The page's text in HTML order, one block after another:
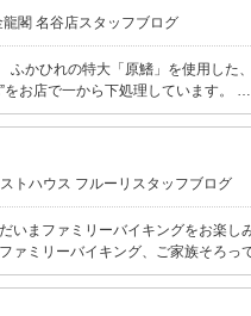
閣 名谷店スタッフブログ
かひれの特大「原鰭」を使用した
お店で一から下処理しています。 …
トハウス フルーリスタッフブログ
まファミリーバイキングをお楽し
ァミリーバイキング、ご家族そろっ